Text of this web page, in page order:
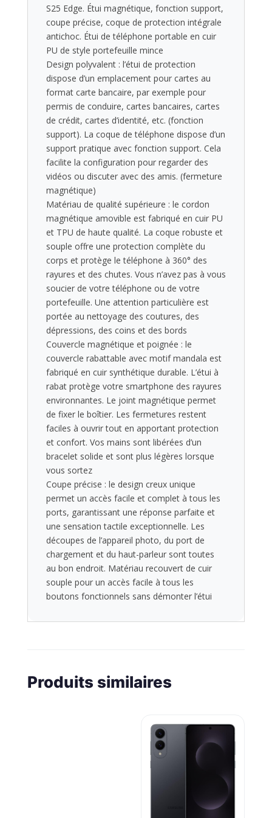
S25 Edge. Étui magnétique, fonction support,
coupe précise, coque de protection intégrale
antichoc. Étui de téléphone portable en cuir
PU de style portefeuille mince
Design polyvalent : l’étui de protection
dispose d’un emplacement pour cartes au
format carte bancaire, par exemple pour
permis de conduire, cartes bancaires, cartes
de crédit, cartes d’identité, etc. (fonction
support). La coque de téléphone dispose d’un
support pratique avec fonction support. Cela
facilite la configuration pour regarder des
vidéos ou discuter avec des amis. (fermeture
magnétique)
Matériau de qualité supérieure : le cordon
magnétique amovible est fabriqué en cuir PU
et TPU de haute qualité. La coque robuste et
souple offre une protection complète du
corps et protège le téléphone à 360° des
rayures et des chutes. Vous n’avez pas à vous
soucier de votre téléphone ou de votre
portefeuille. Une attention particulière est
portée au nettoyage des coutures, des
dépressions, des coins et des bords
Couvercle magnétique et poignée : le
couvercle rabattable avec motif mandala est
fabriqué en cuir synthétique durable. L’étui à
rabat protège votre smartphone des rayures
environnantes. Le joint magnétique permet
de fixer le boîtier. Les fermetures restent
faciles à ouvrir tout en apportant protection
et confort. Vos mains sont libérées d’un
bracelet solide et sont plus légères lorsque
vous sortez
Coupe précise : le design creux unique
permet un accès facile et complet à tous les
ports, garantissant une réponse parfaite et
une sensation tactile exceptionnelle. Les
découpes de l’appareil photo, du port de
chargement et du haut-parleur sont toutes
au bon endroit. Matériau recouvert de cuir
souple pour un accès facile à tous les
boutons fonctionnels sans démonter l’étui
Produits similaires